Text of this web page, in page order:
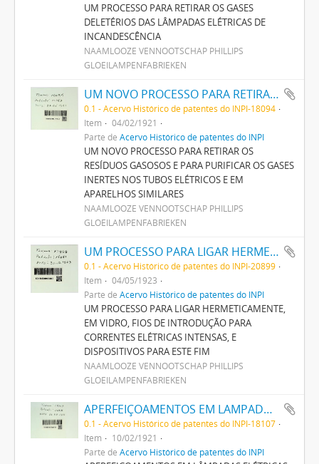
UM PROCESSO PARA RETIRAR OS GASES
DELETÉRIOS DAS LÂMPADAS ELÉTRICAS DE
INCANDESCÊNCIA
NAAMLOOZE VENNOOTSCHAP PHILLIPS
GLOEILAMPENFABRIEKEN
UM NOVO PROCESSO PARA RETIRAR OS RESIDUOS GAZOSOS E PARA PURIFICAR OS GAZES INERTES NOS TUBOS ELECTRICOS E EM APARELHOS SIMILARES
0.1 - Acervo Histórico de patentes do INPI-18094
Item
04/02/1921
Parte de Acervo Histórico de patentes do INPI
UM NOVO PROCESSO PARA RETIRAR OS
RESÍDUOS GASOSOS E PARA PURIFICAR OS GASES
INERTES NOS TUBOS ELÉTRICOS E EM
APARELHOS SIMILARES
NAAMLOOZE VENNOOTSCHAP PHILLIPS
GLOEILAMPENFABRIEKEN
UM PROCESSO PARA LIGAR HERMETICAMENTE, EM VIDRO, FIOS DE INTRODUCÇÃO PARA CORRENTES ELECTRICAS INTENSAS, E DISPOSITIVOS PARA ESTE FIM
0.1 - Acervo Histórico de patentes do INPI-20899
Item
04/05/1923
Parte de Acervo Histórico de patentes do INPI
UM PROCESSO PARA LIGAR HERMETICAMENTE,
EM VIDRO, FIOS DE INTRODUÇÃO PARA
CORRENTES ELÉTRICAS INTENSAS, E
DISPOSITIVOS PARA ESTE FIM
NAAMLOOZE VENNOOTSCHAP PHILLIPS
GLOEILAMPENFABRIEKEN
APERFEIÇOAMENTOS EM LAMPADAS ELECTRICAS DE DESCARGA LUMINOSA
0.1 - Acervo Histórico de patentes do INPI-18107
Item
10/02/1921
Parte de Acervo Histórico de patentes do INPI